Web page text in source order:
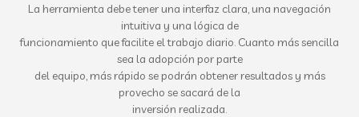
La herramienta debe tener una interfaz clara, una navegación
intuitiva y una lógica de
funcionamiento que facilite el trabajo diario. Cuanto más sencilla
sea la adopción por parte
del equipo, más rápido se podrán obtener resultados y más
provecho se sacará de la
inversión realizada.